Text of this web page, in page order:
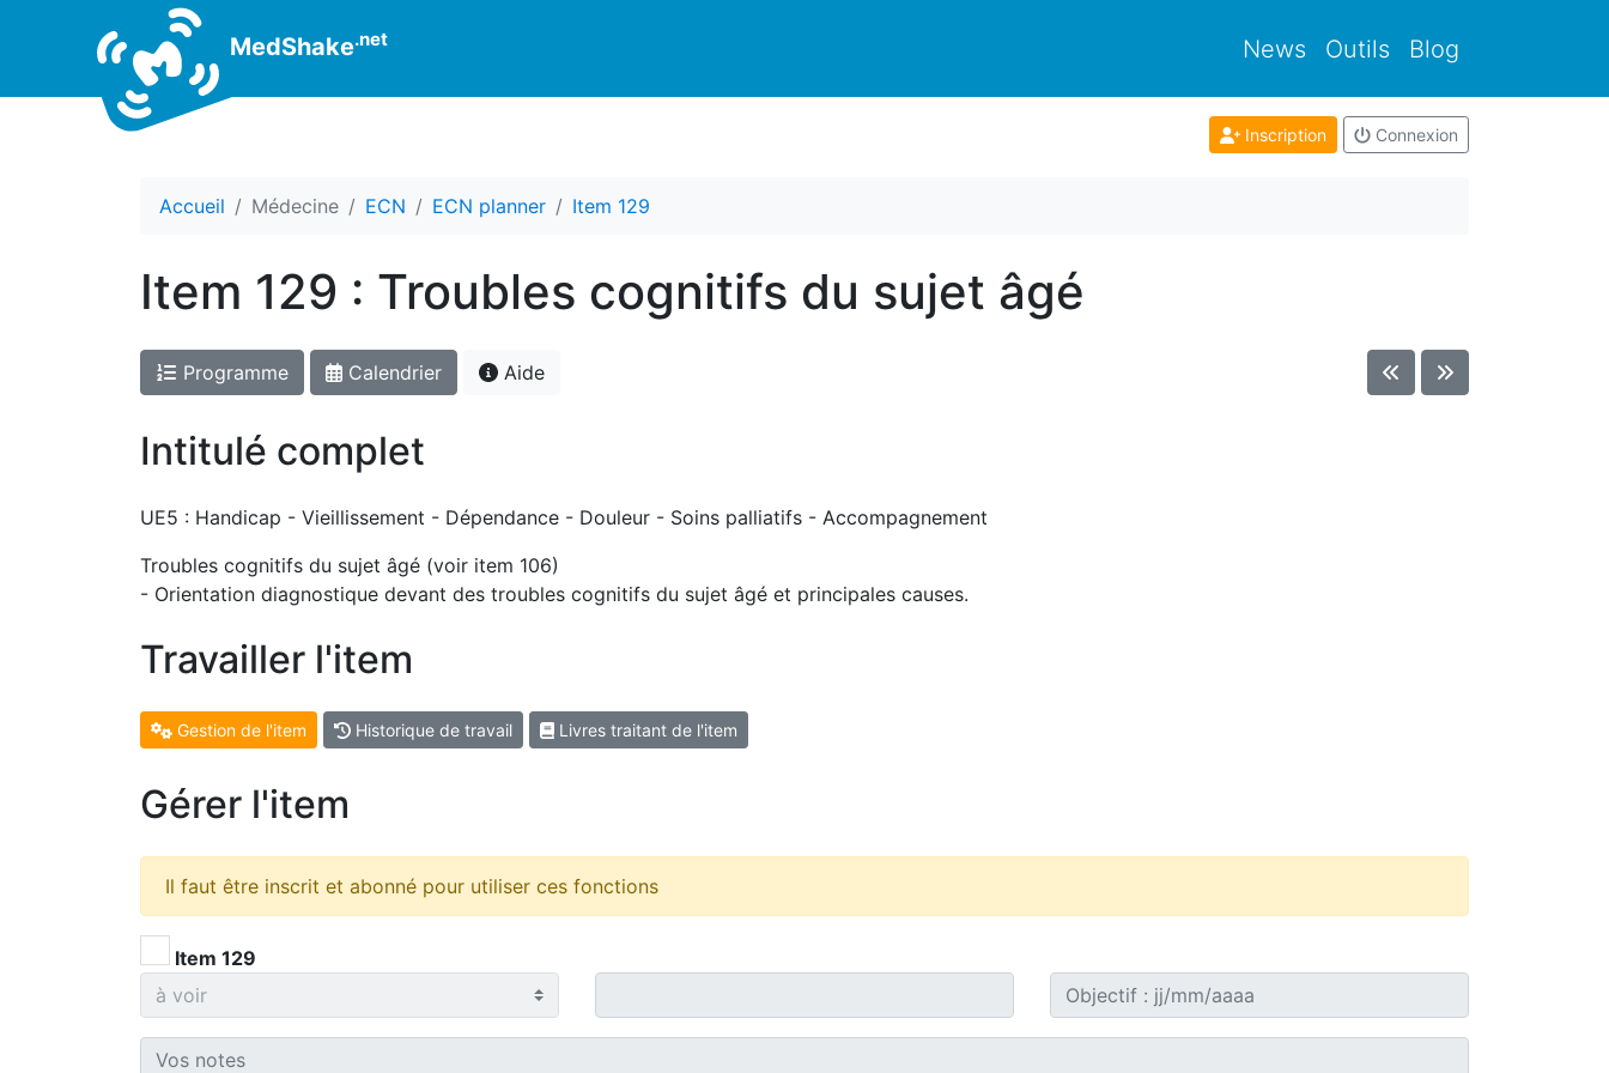
MedShake.net News Outils Blog
Inscription Connexion
Accueil Médecine ECN ECN planner Item 129
Item 129 : Troubles cognitifs du sujet âgé
Programme Calendrier Aide
Intitulé complet
UE5 : Handicap - Vieillissement - Dépendance - Douleur - Soins palliatifs - Accompagnement
Troubles cognitifs du sujet âgé (voir item 106)
- Orientation diagnostique devant des troubles cognitifs du sujet âgé et principales causes.
Travailler l'item
Gestion de l'item Historique de travail Livres traitant de l'item
Gérer l'item
Il faut être inscrit et abonné pour utiliser ces fonctions
Item 129